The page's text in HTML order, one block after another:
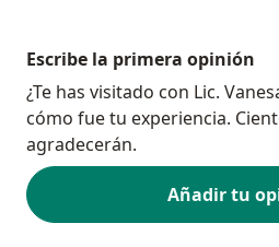
Escribe la primera opinión
¿Te has visitado con Lic.
cómo fue tu experiencia.
agradecerán.
Añadir tu